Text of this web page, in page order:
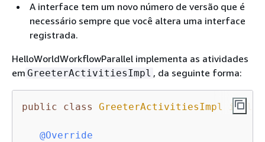
A interface tem um novo número de versão que é
necessário sempre que você altera uma interface
registrada.
HelloWorldWorkflowParallel implementa as atividades
em GreeterActivitiesImpl , da seguinte forma:
public class GreeterActivitiesImpl
@Override